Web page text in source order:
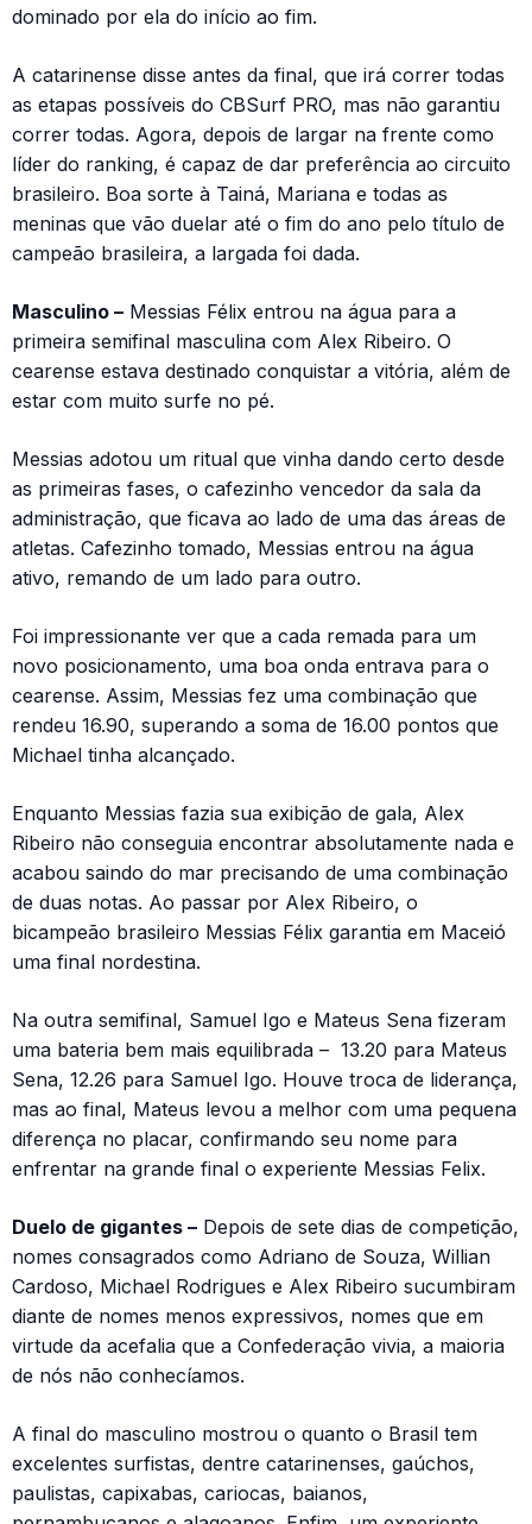
dominado por ela do início ao fim.
A catarinense disse antes da final, que irá correr todas
as etapas possíveis do CBSurf PRO, mas não garantiu
correr todas. Agora, depois de largar na frente como
líder do ranking, é capaz de dar preferência ao circuito
brasileiro. Boa sorte à Tainá, Mariana e todas as
meninas que vão duelar até o fim do ano pelo título de
campeão brasileira, a largada foi dada.
Masculino – Messias Félix entrou na água para a
primeira semifinal masculina com Alex Ribeiro. O
cearense estava destinado conquistar a vitória, além de
estar com muito surfe no pé.
Messias adotou um ritual que vinha dando certo desde
as primeiras fases, o cafezinho vencedor da sala da
administração, que ficava ao lado de uma das áreas de
atletas. Cafezinho tomado, Messias entrou na água
ativo, remando de um lado para outro.
Foi impressionante ver que a cada remada para um
novo posicionamento, uma boa onda entrava para o
cearense. Assim, Messias fez uma combinação que
rendeu 16.90, superando a soma de 16.00 pontos que
Michael tinha alcançado.
Enquanto Messias fazia sua exibição de gala, Alex
Ribeiro não conseguia encontrar absolutamente nada e
acabou saindo do mar precisando de uma combinação
de duas notas. Ao passar por Alex Ribeiro, o
bicampeão brasileiro Messias Félix garantia em Maceió
uma final nordestina.
Na outra semifinal, Samuel Igo e Mateus Sena fizeram
uma bateria bem mais equilibrada – 13.20 para Mateus
Sena, 12.26 para Samuel Igo. Houve troca de liderança,
mas ao final, Mateus levou a melhor com uma pequena
diferença no placar, confirmando seu nome para
enfrentar na grande final o experiente Messias Felix.
Duelo de gigantes – Depois de sete dias de competição,
nomes consagrados como Adriano de Souza, Willian
Cardoso, Michael Rodrigues e Alex Ribeiro sucumbiram
diante de nomes menos expressivos, nomes que em
virtude da acefalia que a Confederação vivia, a maioria
de nós não conhecíamos.
A final do masculino mostrou o quanto o Brasil tem
excelentes surfistas, dentre catarinenses, gaúchos,
paulistas, capixabas, cariocas, baianos,